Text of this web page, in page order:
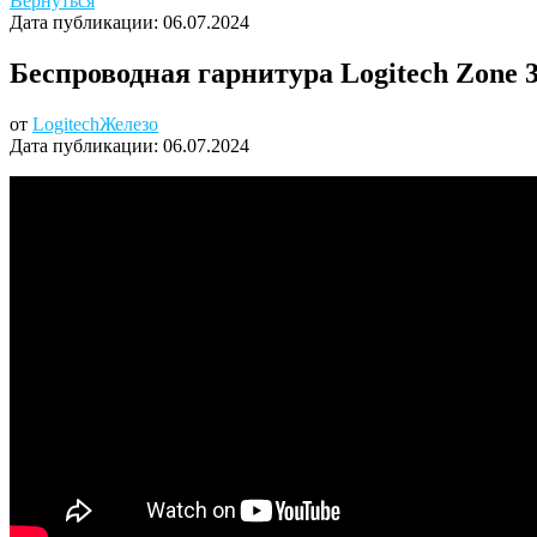
Дата публикации: 06.07.2024
Беспроводная гарнитура Logitech Zone
от LogitechЖелезо
Дата публикации: 06.07.2024